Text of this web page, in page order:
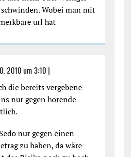
Wobei man mit
url hat
2010 um 3:10|
die bereits vergebene
nur gegen horende
nur gegen einen
zu haben, da wäre